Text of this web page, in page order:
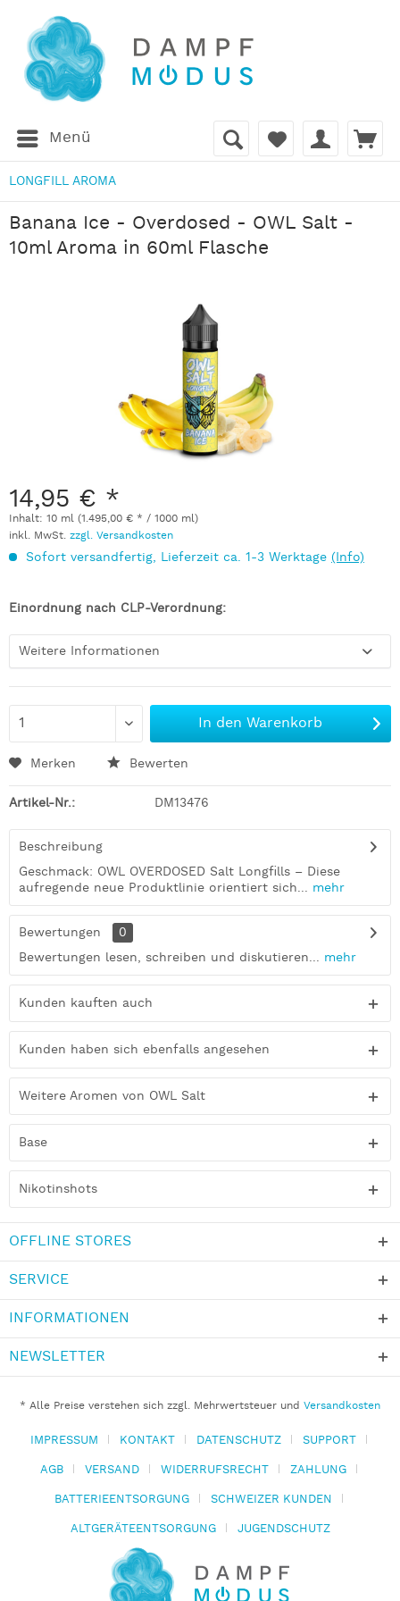
Menü
LONGFILL AROMA
Banana Ice - Overdosed - OWL Salt -
10ml Aroma in 60ml Flasche
14,95 € *
Inhalt: 10 ml (1.495,00 € * / 1000 ml)
inkl. MwSt. zzgl. Versandkosten
Sofort versandfertig, Lieferzeit ca. 1-3 Werktage (Info)
Einordnung nach CLP-Verordnung:
Weitere Informationen
In den Warenkorb
Merken Bewerten
Artikel-Nr.: DM13476
Beschreibung
Geschmack: OWL OVERDOSED Salt Longfills – Diese
aufregende neue Produktlinie orientiert sich... mehr
Bewertungen
0
Bewertungen lesen, schreiben und diskutieren... mehr
Kunden kauften auch
Kunden haben sich ebenfalls angesehen
Weitere Aromen von OWL Salt
Base
Nikotinshots
OFFLINE STORES
SERVICE
INFORMATIONEN
NEWSLETTER
* Alle Preise verstehen sich zzgl. Mehrwertsteuer und Versandkosten
IMPRESSUM KONTAKT DATENSCHUTZ
SUPPORT
AGB
VERSAND WIDERRUFSRECHT
ZAHLUNG
BATTERIEENTSORGUNG
SCHWEIZER KUNDEN
ALTGERÄTEENTSORGUNG
JUGENDSCHUTZ